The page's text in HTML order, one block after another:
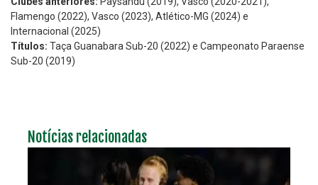
Flamengo (2022), Vasco (2023), Atlético-MG (2024) e
Internacional (2025)
Títulos: Taça Guanabara Sub-20 (2022) e Campeonato Paraense
Sub-20 (2019)
Notícias relacionadas